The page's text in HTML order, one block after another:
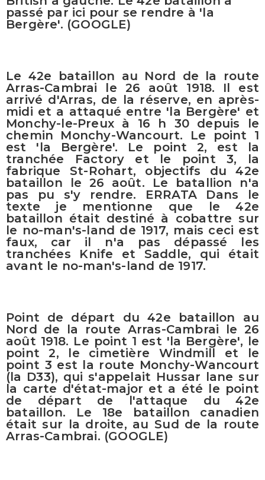
passé par ici pour se rendre à 'la
Bergère'. (GOOGLE)
Le 42e bataillon au Nord de la route
Arras-Cambrai le 26 août 1918. Il est
arrivé d'Arras, de la réserve, en après-
midi et a attaqué entre 'la Bergère' et
Monchy-le-Preux à 16 h 30 depuis le
chemin Monchy-Wancourt. Le point 1
est 'la Bergère'. Le point 2, est la
tranchée Factory et le point 3, la
fabrique St-Rohart, objectifs du 42e
bataillon le 26 août. Le batallion n'a
pas pu s'y rendre. ERRATA Dans le
texte je mentionne que le 42e
bataillon était destiné à cobattre sur
le no-man's-land de 1917, mais ceci est
faux, car il n'a pas dépassé les
tranchées Knife et Saddle, qui était
avant le no-man's-land de 1917.
Point de départ du 42e bataillon au
Nord de la route Arras-Cambrai le 26
août 1918. Le point 1 est 'la Bergère', le
point 2, le cimetière Windmill et le
point 3 est la route Monchy-Wancourt
(la D33), qui s'appelait Hussar lane sur
la carte d'état-major et a été le point
de départ de l'attaque du 42e
bataillon. Le 18e bataillon canadien
était sur la droite, au Sud de la route
Arras-Cambrai. (GOOGLE)